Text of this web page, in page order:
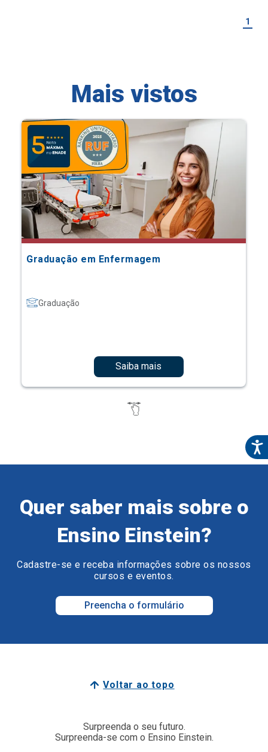
1
Mais vistos
Graduação em Enfermagem
Graduação
Saiba mais
Quer saber mais sobre o
Ensino Einstein?
Cadastre-se e receba informações sobre os nossos
cursos e eventos.
Preencha o formulário
Voltar ao topo
Surpreenda o seu futuro.
Surpreenda-se com o Ensino Einstein.